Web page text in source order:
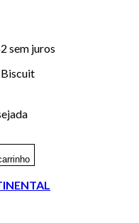
sem juros
Biscuit